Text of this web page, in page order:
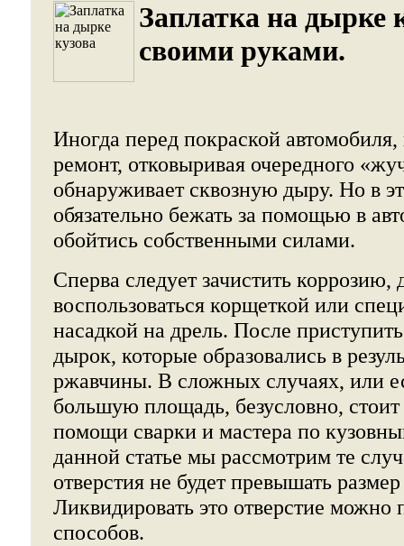
Заплатка на дырке
своими руками.
Иногда перед покраской автомобиля,
ремонт, отковыривая очередного
обнаруживает сквозную дыру. Но в
обязательно бежать за помощью в
обойтись собственными силами.
Сперва следует зачистить коррозию,
воспользоваться корщеткой или
насадкой на дрель. После
дырок, которые образовались в
ржавчины. В сложных случаях, или
большую площадь, безусловно, стоит
помощи сварки и мастера по
данной статье мы рассмотрим те
отверстия не будет превышать
Ликвидировать это отверстие
способов.